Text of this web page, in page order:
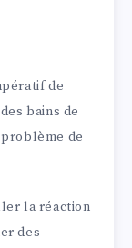
de
bains de
de
la réaction
des